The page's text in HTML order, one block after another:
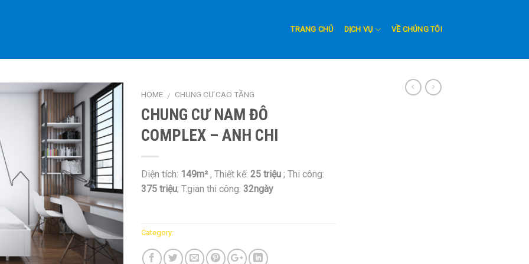
TRANG CHỦ DỊCH VỤ VỀ CHÚNG TÔI
Add to
Wishlist
HOME / CHUNG CƯ CAO TẦNG
CHUNG CƯ NAM ĐÔ
COMPLEX – ANH CHI
Diện tích: 149m², Thiết kế: 25 triệu ; Thi công:
375 triệu; T.gian thi công: 32ngày
Category: